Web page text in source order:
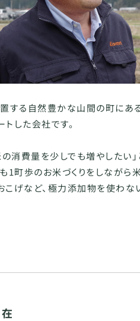
する自然豊かな山間の町にあ
した会社です。
の消費量を少しでも増やしたい
1町歩のお米づくりをしながら米
こげなど、極力添加物を使わな